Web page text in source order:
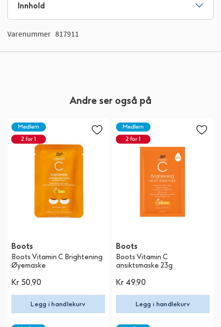
Innhold
Varenummer 817911
Andre ser også på
Boots
Boots Vitamin C Brightening
Øyemaske
Kr 50,90
Legg i handlekurv
Boots
Boots Vitamin C
ansiktsmaske 23g
Kr 49,90
Legg i handlekurv